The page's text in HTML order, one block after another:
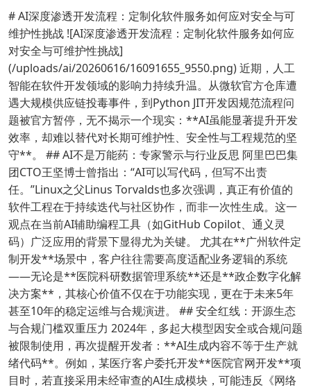
# AI深度渗透开发流程：定制化软件服务如何应对安全与可
维护性挑战 ![AI深度渗透开发流程：定制化软件服务如何应
对安全与可维护性挑战]
(/uploads/ai/20260616/16091655_9550.png) 近期，人工
智能在软件开发领域的影响力持续升温。从微软官方仓库遭
遇大规模供应链投毒事件，到Python JIT开发因规范流程问
题被官方暂停，无不揭示一个现实：**AI虽能显著提升开发
效率，却难以替代对长期可维护性、安全性与工程规范的坚
守**。 ## AI不是万能药：专家警示与行业反思 阿里巴巴集
团CTO王坚博士曾指出：“AI可以写代码，但写不出责
任。”Linux之父Linus Torvalds也多次强调，真正有价值的
软件工程在于持续迭代与社区协作，而非一次性生成。这一
观点在当前AI辅助编程工具（如GitHub Copilot、通义灵
码）广泛应用的背景下显得尤为关键。 尤其在**广州软件定
制开发**场景中，客户往往需要高度适配业务逻辑的系统
——无论是**医院科研数据管理系统**还是**政企数字化解
决方案**，其核心价值不仅在于功能实现，更在于未来5年
甚至10年的稳定运维与合规演进。 ## 安全红线：开源生态
与合规门槛双重压力 2024年，多起大模型因安全或合规问题
被限制使用，再次提醒开发者：**AI生成内容不等于生产就
绪代码**。例如，某医疗客户委托开发**医院官网开发**项
目时，若直接采用未经审查的AI生成模块，可能违反《网络